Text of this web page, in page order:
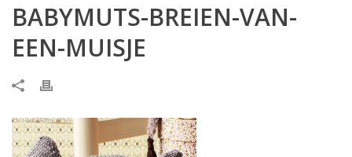
BABYMUTS-BREIEN-VAN-
EEN-MUISJE